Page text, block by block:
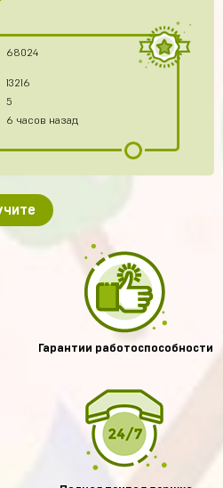
68024
13216
5
6 часов назад
Гарантии работоспособности